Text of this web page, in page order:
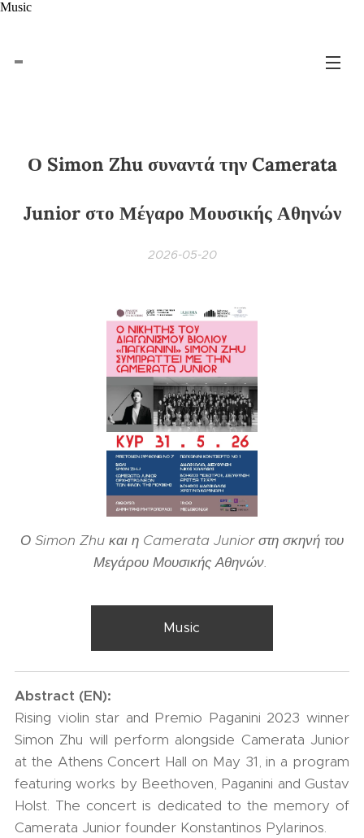
Music
Ο Simon Zhu συναντά την Camerata
Junior στο Μέγαρο Μουσικής Αθηνών
2026-05-20
Ο Simon Zhu και η Camerata Junior στη σκηνή του
Μεγάρου Μουσικής Αθηνών.
Music
Abstract (EN):
Rising violin star and Premio Paganini 2023 winner
Simon Zhu will perform alongside Camerata Junior
at the Athens Concert Hall on May 31, in a program
featuring works by Beethoven, Paganini and Gustav
Holst. The concert is dedicated to the memory of
Camerata Junior founder Konstantinos Pylarinos.